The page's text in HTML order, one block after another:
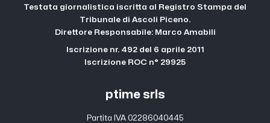
Testata giornalistica iscritta al Registro Stampa del
Tribunale di Ascoli Piceno.
Direttore Responsabile: Marco Amabili
Iscrizione nr. 492 del 6 aprile 2011
Iscrizione ROC n° 29925
ptime srls
Partita IVA 02286040445